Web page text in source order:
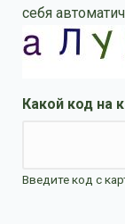
себя
Какой код на
Введите код с